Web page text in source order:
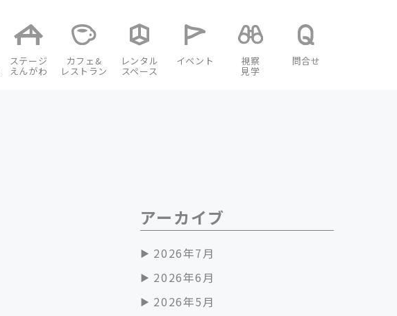
ステージ
えんがわ
カフェ&
レストラン
レンタル
スペース
イベント 視察
見学
問合せ
アーカイブ
2026年7月
2026年6月
2026年5月